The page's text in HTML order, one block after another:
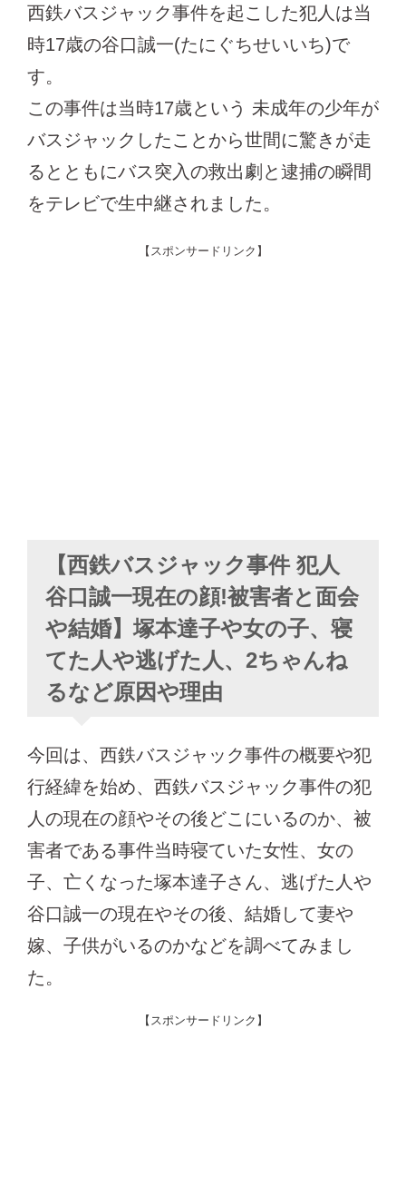
西鉄バスジャック事件を起こした犯人は当
時17歳の谷口誠一(たにぐちせいいち)で
す。
この事件は当時17歳という 未成年の少年が
バスジャックしたことから世間に驚きが走
るとともにバス突入の救出劇と逮捕の瞬間
をテレビで生中継されました。
【スポンサードリンク】
【西鉄バスジャック事件 犯人
谷口誠一現在の顔!被害者と面会
や結婚】塚本達子や女の子、寝
てた人や逃げた人、2ちゃんね
るなど原因や理由
今回は、西鉄バスジャック事件の概要や犯
行経緯を始め、西鉄バスジャック事件の犯
人の現在の顔やその後どこにいるのか、被
害者である事件当時寝ていた女性、女の
子、亡くなった塚本達子さん、逃げた人や
谷口誠一の現在やその後、結婚して妻や
嫁、子供がいるのかなどを調べてみまし
た。
【スポンサードリンク】